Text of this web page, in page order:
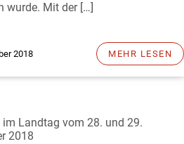
wurde. Mit der […]
2018 MEHR LESEN
im Landtag vom 28. und 29.
2018